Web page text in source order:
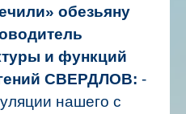
обезьяну
и функций
СВЕРДЛОВ: -
нашего с